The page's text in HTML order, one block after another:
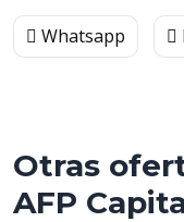
Whatsapp
Otras
AFP